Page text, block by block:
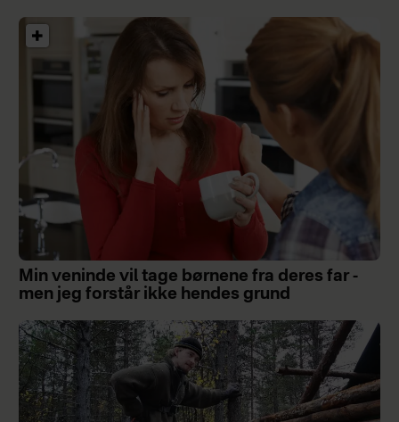
Min veninde vil tage børnene fra deres far -
men jeg forstår ikke hendes grund